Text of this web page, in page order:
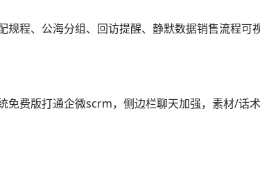
程、公海分组、回访提醒、静默数据销售流程可
免费版打通企微scrm，侧边栏聊天加强，素材/话